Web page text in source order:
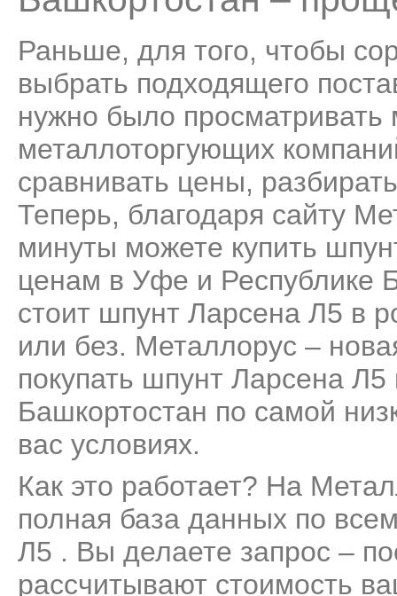
Раньше, для того, чтобы
выбрать подходящего
нужно было
металлоторгующих
сравнивать цены,
Теперь, благодаря сайту
минуты можете купить
ценам в Уфе и Республике
стоит шпунт Ларсена Л5 в
или без. Металлорус –
покупать шпунт Ларсена
Башкортостан по самой
вас условиях.
Как это работает? На
полная база данных по
Л5 . Вы делаете запрос –
рассчитывают стоимость